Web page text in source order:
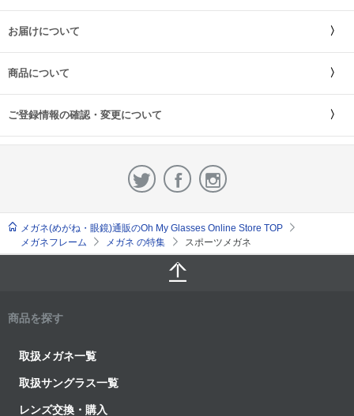
お届けについて
商品について
ご登録情報の確認・変更について
メガネ(めがね・眼鏡)通販のOh My Glasses Online Store TOP
メガネフレーム
メガネ の特集 スポーツメガネ
商品を探す
取扱メガネ一覧
取扱サングラス一覧
レンズ交換・購入